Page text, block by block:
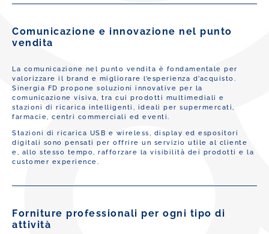
Comunicazione e innovazione nel punto
vendita
La comunicazione nel punto vendita è fondamentale per
valorizzare il brand e migliorare l’esperienza d’acquisto.
Sinergia FD propone soluzioni innovative per la
comunicazione visiva, tra cui prodotti multimediali e
stazioni di ricarica intelligenti, ideali per supermercati,
farmacie, centri commerciali ed eventi.
Stazioni di ricarica USB e wireless, display ed espositori
digitali sono pensati per offrire un servizio utile al cliente
e, allo stesso tempo, rafforzare la visibilità dei prodotti e la
customer experience.
Forniture professionali per ogni tipo di
attività